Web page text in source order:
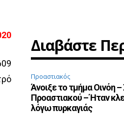
Διαβάστε
Προαστιακός
Άνοιξε το τμήμα Οινόη
Προαστιακού – Ήταν
λόγω πυρκαγιάς